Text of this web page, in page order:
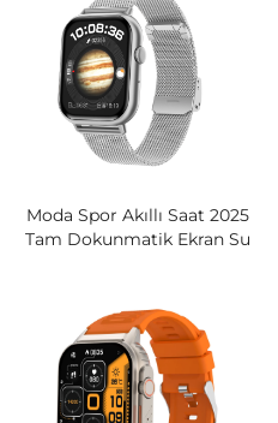
Moda Spor Akıllı Saat 2025
Tam Dokunmatik Ekran Su